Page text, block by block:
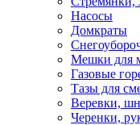
Насосы
Домкраты
Мешки для
Газовые
Тазы для
Веревки,
Черенки,